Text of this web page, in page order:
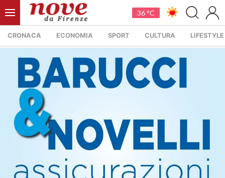
36 °C
CRONACA ECONOMIA SPORT CULTURA LIFESTYLE